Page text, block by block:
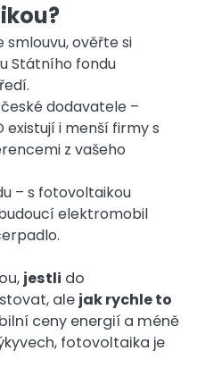
smlouvu, ověřte si
Státního fondu
dodavatele –
existují i menší firmy s
z vašeho
– s fotovoltaikou
elektromobil
jestli do
ale jak rychle to
ceny energií a méně
fotovoltaika je